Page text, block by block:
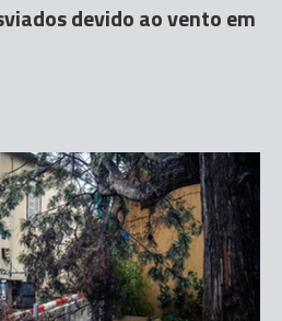
devido ao vento em